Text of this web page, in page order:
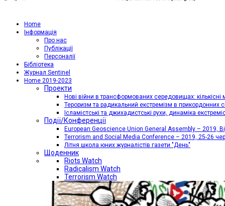
Home
Iнформація
Про нас
Публікації
Персоналії
Бібліотека
Журнал Sentinel
Home 2019-2023
Проекти
Нові війни в трансформованих середовищах: кількісні
Тероризм та радикальний екстремізм в прикордонних
Ісламістські та джихадистські рухи, динаміка
Події/Конференції
European Geoscience Union General Assembly – 2019,
Terrorism and Social Media Conference – 2019, 25-26
Літня школа юних журналістів газети "День"
Щоденник
Riots Watch
Radicalism Watch
Terrorism Watch